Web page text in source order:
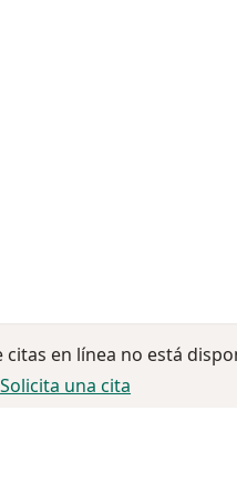
citas en línea no está
Solicita una cita